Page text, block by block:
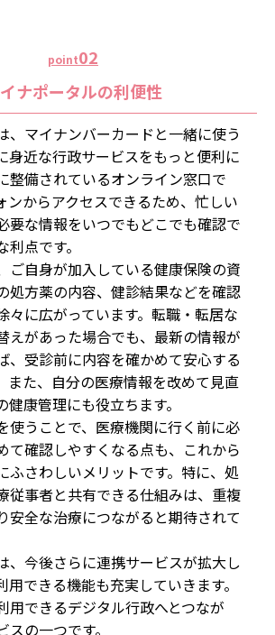
point02
ナポータルの利便性
、マイナンバーカードと一緒に使う
身近な行政サービスをもっと便利に
整備されているオンライン窓口で
ンからアクセスできるため、忙しい
要な情報をいつでもどこでも確認で
点です。
ご自身が加入している健康保険の資
処方薬の内容、健診結果などを確認
々に広がっています。転職・転居な
えがあった場合でも、最新の情報が
、受診前に内容を確かめて安心する
また、自分の医療情報を改めて見直
康管理にも役立ちます。
使うことで、医療機関に行く前に必
て確認しやすくなる点も、これから
ふさわしいメリットです。特に、処
従事者と共有できる仕組みは、重複
安全な治療につながると期待されて
、今後さらに連携サービスが拡大し
用できる機能も充実していきます。
用できるデジタル行政へとつなが
の一つです。